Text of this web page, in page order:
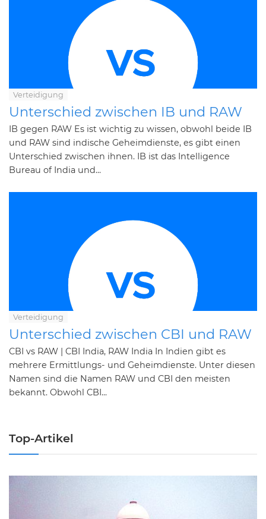
Verteidigung
Unterschied zwischen IB und RAW
IB gegen RAW Es ist wichtig zu wissen, obwohl beide IB
und RAW sind indische Geheimdienste, es gibt einen
Unterschied zwischen ihnen. IB ist das Intelligence
Bureau of India und...
Verteidigung
Unterschied zwischen CBI und RAW
CBI vs RAW | CBI India, RAW India In Indien gibt es
mehrere Ermittlungs- und Geheimdienste. Unter diesen
Namen sind die Namen RAW und CBI den meisten
bekannt. Obwohl CBI...
Top-Artikel